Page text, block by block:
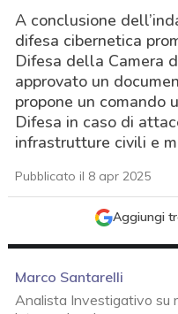
A conclusione
difesa cibernetica
Difesa della Camera
approvato un
propone un
Difesa in caso di
infrastrutture civili e
Pubblicato il 8 apr 2025
Aggiungi
Marco Santarelli
Analista Investigativo su